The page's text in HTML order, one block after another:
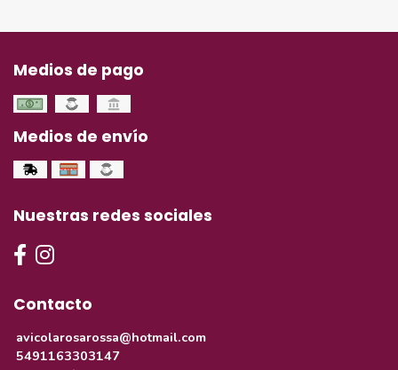
Medios de pago
Medios de envío
Nuestras redes sociales
Contacto
avicolarosarossa@hotmail.com
5491163303147